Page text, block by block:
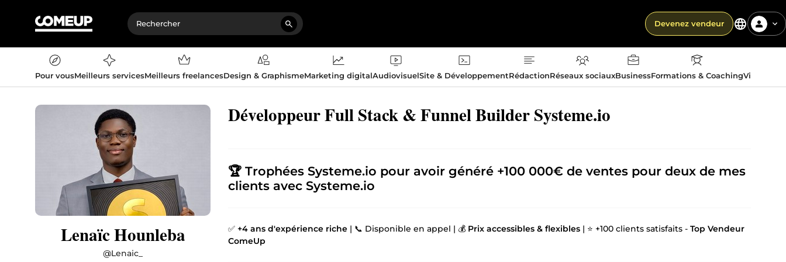
Devenez vendeur
Pour vousMeilleurs servicesMeilleurs freelancesDesign & GraphismeMarketing digitalAudiovisuelSite & DéveloppementRédactionRéseaux sociauxBusinessFormations & CoachingVie
Lenaïc Hounleba
@Lenaic_
Développeur Full Stack & Funnel Builder Systeme.io
🏆 Trophées Systeme.io pour avoir généré +100 000€ de ventes pour deux de mes
clients avec Systeme.io
✅ +4 ans d'expérience riche | 📞 Disponible en appel | 💰 Prix accessibles & flexibles | ⭐ +100 clients satisfaits - Top Vendeur
ComeUp